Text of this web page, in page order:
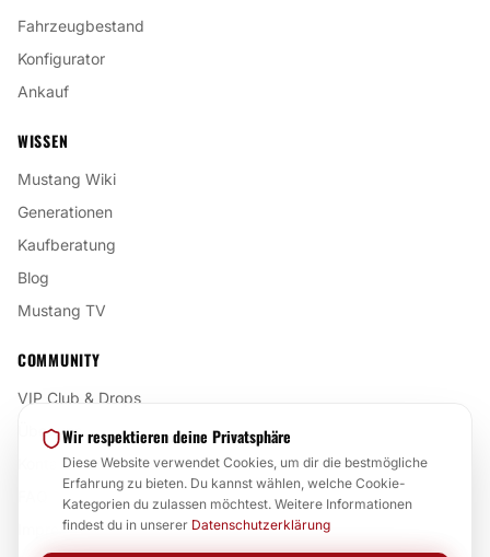
Fahrzeugbestand
Konfigurator
Ankauf
WISSEN
Mustang Wiki
Generationen
Kaufberatung
Blog
Mustang TV
COMMUNITY
VIP Club & Drops
Über uns
Kontakt
Impressum
Wir respektieren deine Privatsphäre
Diese Website verwendet Cookies, um dir die bestmögliche
Erfahrung zu bieten. Du kannst wählen, welche Cookie-
Kategorien du zulassen möchtest. Weitere Informationen
findest du in unserer Datenschutzerklärung